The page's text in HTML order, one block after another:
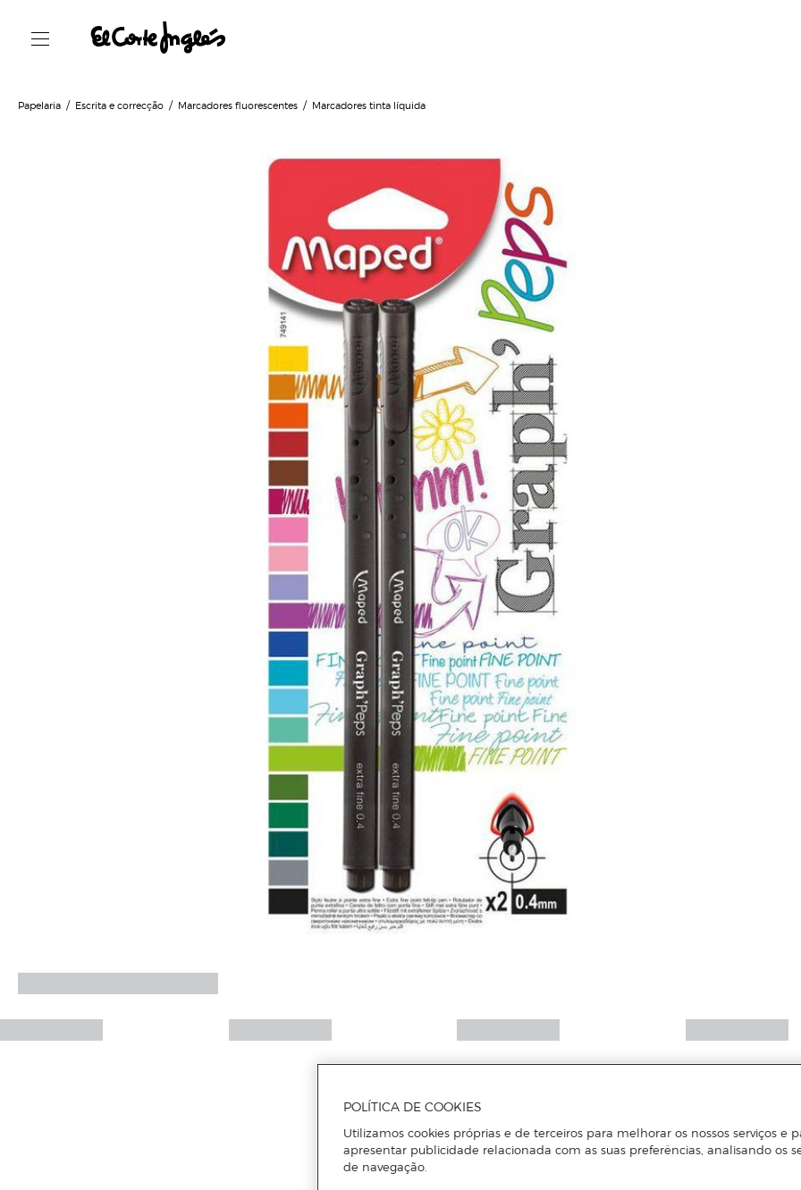
Papelaria Escrita e correcção Marcadores fluorescentes Marcadores tinta líquida
POLÍTICA DE COOKIES
Utilizamos cookies próprias e de terceiros para melhorar os nossos serviços e
apresentar publicidade relacionada com as suas preferências, analisando os
de navegação.